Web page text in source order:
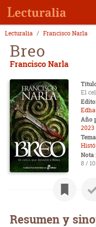
Lecturalia Francisco Narla
Breo
Francisco Narla
El
Año
2023
Nota
8 /
Resumen y